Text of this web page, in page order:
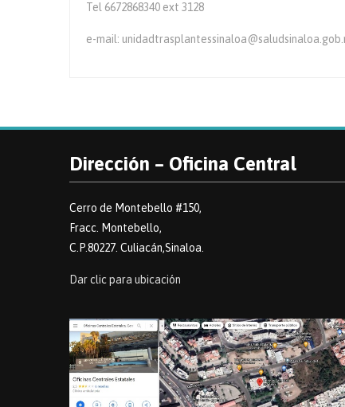
Tel 6672868340 ext 3128
e-mail:
Dirección – Oficina Central
Cerro de Montebello #150,
Fracc. Montebello,
C.P.80227. Culiacán,Sinaloa.
Dar clic para ubicación